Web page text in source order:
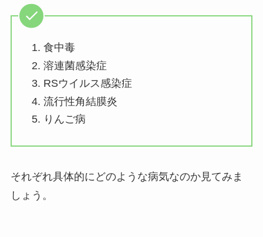
食中毒
溶連菌感染症
RSウイルス感染症
流行性角結膜炎
りんご病
それぞれ具体的にどのような病気なのか見てみま
しょう。